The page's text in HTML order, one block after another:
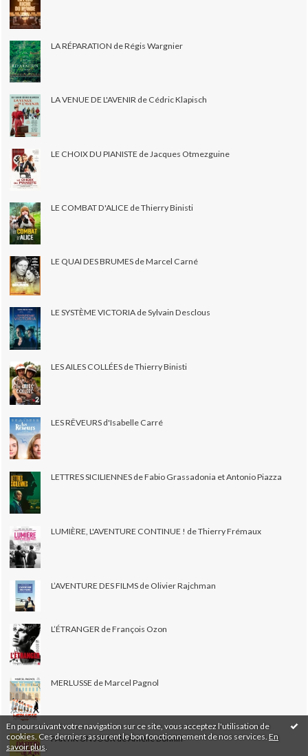
En poursuivant votre navigation sur ce site, vous acceptez l'utilisation de
cookies. Ces derniers assurent le bon fonctionnement de nos services. En
savoir plus
LA RÉPARATION de Régis Wargnier
LA VENUE DE L'AVENIR de Cédric Klapisch
LE CHOIX DU PIANISTE de Jacques Otmezguine
LE COMBAT D'ALICE de Thierry Binisti
LE QUAI DES BRUMES de Marcel Carné
LE SYSTÈME VICTORIA de Sylvain Desclous
LES AILES COLLÉES de Thierry Binisti
LES RÊVEURS d'Isabelle Carré
LETTRES SICILIENNES de Fabio Grassadonia et Antonio Piazza
LUMIÈRE, L'AVENTURE CONTINUE ! de Thierry Frémaux
L’AVENTURE DES FILMS de Olivier Rajchman
L’ÉTRANGER de François Ozon
MERLUSSE de Marcel Pagnol
PARTIR UN JOUR de Amélie Bonnin